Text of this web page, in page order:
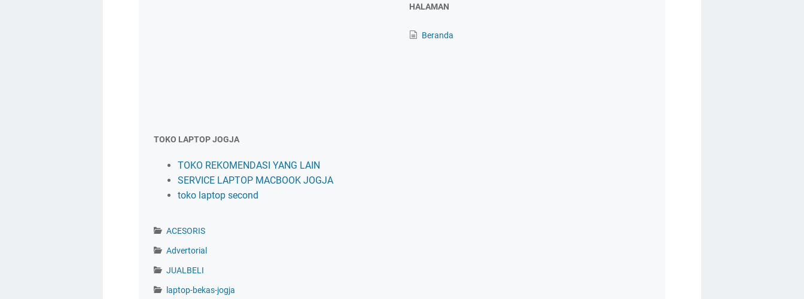
TOKO LAPTOP JOGJA
TOKO REKOMENDASI YANG LAIN
SERVICE LAPTOP MACBOOK JOGJA
toko laptop second
ACESORIS
Advertorial
JUALBELI
laptop-bekas-jogja
HALAMAN
Beranda